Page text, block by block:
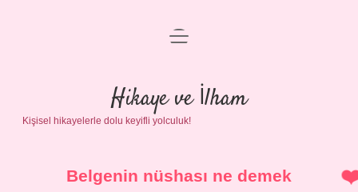
Anasayfa
Gizlilik Politikası
Yasal Uyarı
menüyü
Hikaye ve İlham
Kişisel hikayelerle dolu keyifli yolculuk!
Belgenin nüshası ne demek